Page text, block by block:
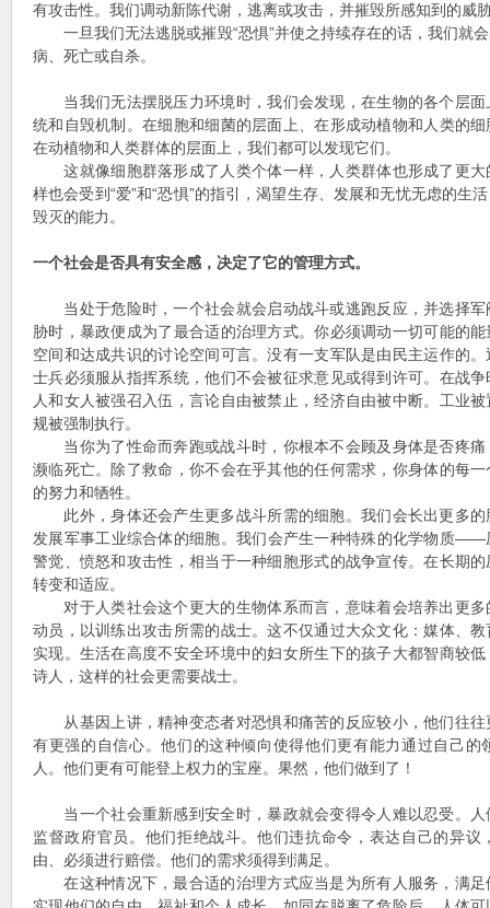
有攻击性。我们调动新陈代谢，逃离或攻击，并摧毁所感知到的威
一旦我们无法逃脱或摧毁“恐惧”并使之持续存在的话，我们就
病、死亡或自杀。
当我们无法摆脱压力环境时，我们会发现，在生物的各个层面
统和自毁机制。在细胞和细菌的层面上、在形成动植物和人类的
在动植物和人类群体的层面上，我们都可以发现它们。
这就像细胞群落形成了人类个体一样，人类群体也形成了更大
样也会受到“爱”和“恐惧”的指引，渴望生存、发展和无忧无虑的生
毁灭的能力。
一个社会是否具有安全感，决定了它的管理方式。
当处于危险时，一个社会就会启动战斗或逃跑反应，并选择军
胁时，暴政便成为了最合适的治理方式。你必须调动一切可能的
空间和达成共识的讨论空间可言。没有一支军队是由民主运作的
士兵必须服从指挥系统，他们不会被征求意见或得到许可。在战
人和女人被强召入伍，言论自由被禁止，经济自由被中断。工业
规被强制执行。
当你为了性命而奔跑或战斗时，你根本不会顾及身体是否疼痛
濒临死亡。除了救命，你不会在乎其他的任何需求，你身体的每
的努力和牺牲。
此外，身体还会产生更多战斗所需的细胞。我们会长出更多的
发展军事工业综合体的细胞。我们会产生一种特殊的化学物质——
警觉、愤怒和攻击性，相当于一种细胞形式的战争宣传。在长期
转变和适应。
对于人类社会这个更大的生物体系而言，意味着会培养出更多
动员，以训练出攻击所需的战士。这不仅通过大众文化：媒体、
实现。生活在高度不安全环境中的妇女所生下的孩子大都智商较
诗人，这样的社会更需要战士。
从基因上讲，精神变态者对恐惧和痛苦的反应较小，他们往往
有更强的自信心。他们的这种倾向使得他们更有能力通过自己的
人。他们更有可能登上权力的宝座。果然，他们做到了！
当一个社会重新感到安全时，暴政就会变得令人难以忍受。人
监督政府官员。他们拒绝战斗。他们违抗命令，表达自己的异议
由、必须进行赔偿。他们的需求须得到满足。
在这种情况下，最合适的治理方式应当是为所有人服务，满足